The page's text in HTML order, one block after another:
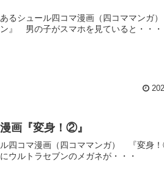
るシュール四コマ漫画（四コママンガ
』 男の子がスマホを見ていると・・・
画『変身！②』
ル四コマ漫画（四コママンガ） 『変身
ウルトラセブンのメガネが・・・